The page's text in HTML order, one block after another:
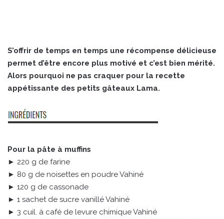
S’offrir de temps en temps une récompense délicieuse
permet d’être encore plus motivé et c’est bien mérité.
Alors pourquoi ne pas craquer pour la recette
appétissante des petits gâteaux Lama.
Pour la pâte à muffins
► 220 g de farine
► 80 g de noisettes en poudre Vahiné
► 120 g de cassonade
► 1 sachet de sucre vanillé Vahiné
► 3 cuil. à café de levure chimique Vahiné